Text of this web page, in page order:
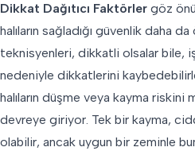
Dikkat Dağıtıcı Faktörler göz
halıların sağladığı güvenlik daha
teknisyenleri, dikkatli olsalar bile,
nedeniyle dikkatlerini
halıların düşme veya kayma
devreye giriyor. Tek bir kayma,
olabilir, ancak uygun bir zeminle